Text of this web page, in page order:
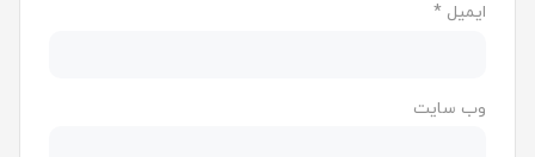
ایمیل *
وب‌ سایت